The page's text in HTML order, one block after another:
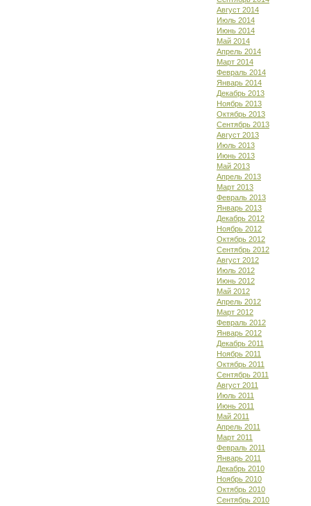
Август 2014
Июль 2014
Июнь 2014
Май 2014
Апрель 2014
Март 2014
Февраль 2014
Январь 2014
Декабрь 2013
Ноябрь 2013
Октябрь 2013
Сентябрь 2013
Август 2013
Июль 2013
Июнь 2013
Май 2013
Апрель 2013
Март 2013
Февраль 2013
Январь 2013
Декабрь 2012
Ноябрь 2012
Октябрь 2012
Сентябрь 2012
Август 2012
Июль 2012
Июнь 2012
Май 2012
Апрель 2012
Март 2012
Февраль 2012
Январь 2012
Декабрь 2011
Ноябрь 2011
Октябрь 2011
Сентябрь 2011
Август 2011
Июль 2011
Июнь 2011
Май 2011
Апрель 2011
Март 2011
Февраль 2011
Январь 2011
Декабрь 2010
Ноябрь 2010
Октябрь 2010
Сентябрь 2010